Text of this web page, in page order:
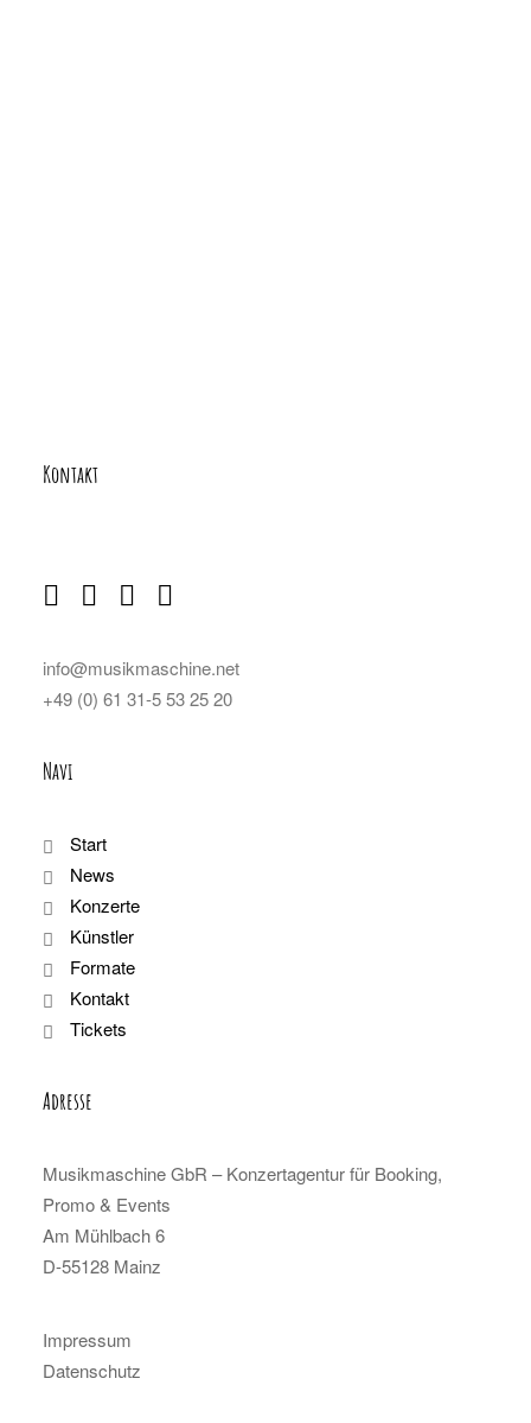
Kontakt
info@musikmaschine.net
+49 (0) 61 31-5 53 25 20
Navi
Start
News
Konzerte
Künstler
Formate
Kontakt
Tickets
Adresse
Musikmaschine GbR – Konzertagentur für Booking,
Promo & Events
Am Mühlbach 6
D-55128 Mainz
Impressum
Datenschutz